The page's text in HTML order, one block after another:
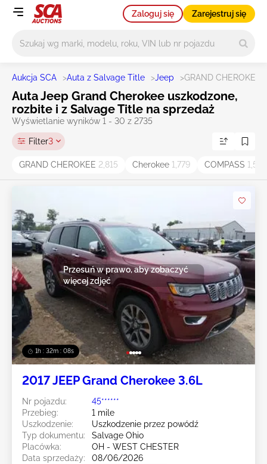
Zaloguj się Zarejestruj się
Aukcja SCA >Auta z Salvage Title >Jeep >GRAND CHEROKEE
Auta Jeep Grand Cherokee uszkodzone,
rozbite i z Salvage Title na sprzedaż
Wyświetlanie wyników 1 - 30 z 2735
Filter3
GRAND CHEROKEE 2,815 Cherokee 1,779 COMPASS 1,546
1h : 32m : 05s
Przesuń w prawo, aby zobaczyć
więcej zdjęć
2017 JEEP Grand Cherokee 3.6L
Nr pojazdu:
45******
Przebieg:
1 mile
Uszkodzenie:
Uszkodzenie przez powódź
Typ dokumentu:
Salvage Ohio
Placówka:
OH - WEST CHESTER
Data sprzedaży:
08/06/2026